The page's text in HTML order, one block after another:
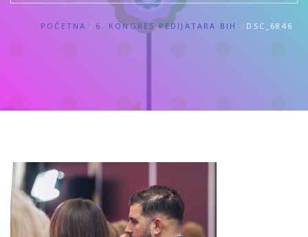
POČETNA 6. KONGRES PEDIJATARA BIH DSC_6846